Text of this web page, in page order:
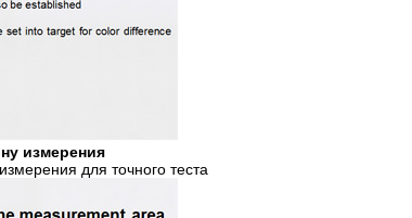
измерения
для точного теста